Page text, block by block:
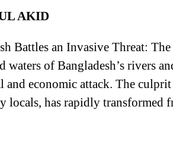
AKID
Battles an Invasive Threat:
waters of Bangladesh’s rivers
and economic attack. The
locals, has rapidly